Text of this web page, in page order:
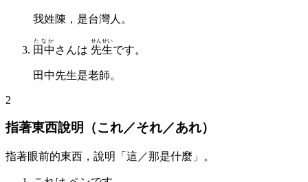
我姓陳，是台灣人。
田中
たなか
さんは 先生
せんせい
です。
田中先生是老師。
2
指著東西說明（これ／それ／あれ）
指著眼前的東西，說明「這／那是什麼」。